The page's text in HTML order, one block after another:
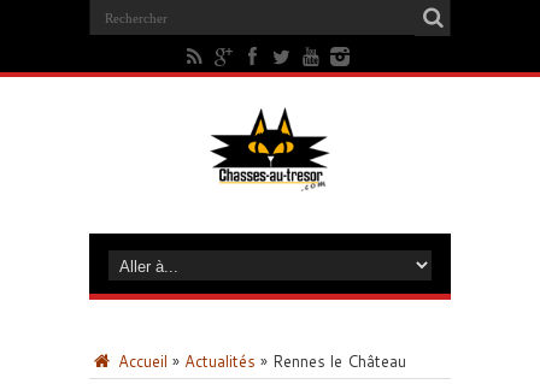
Accueil » Actualités » Rennes le Château